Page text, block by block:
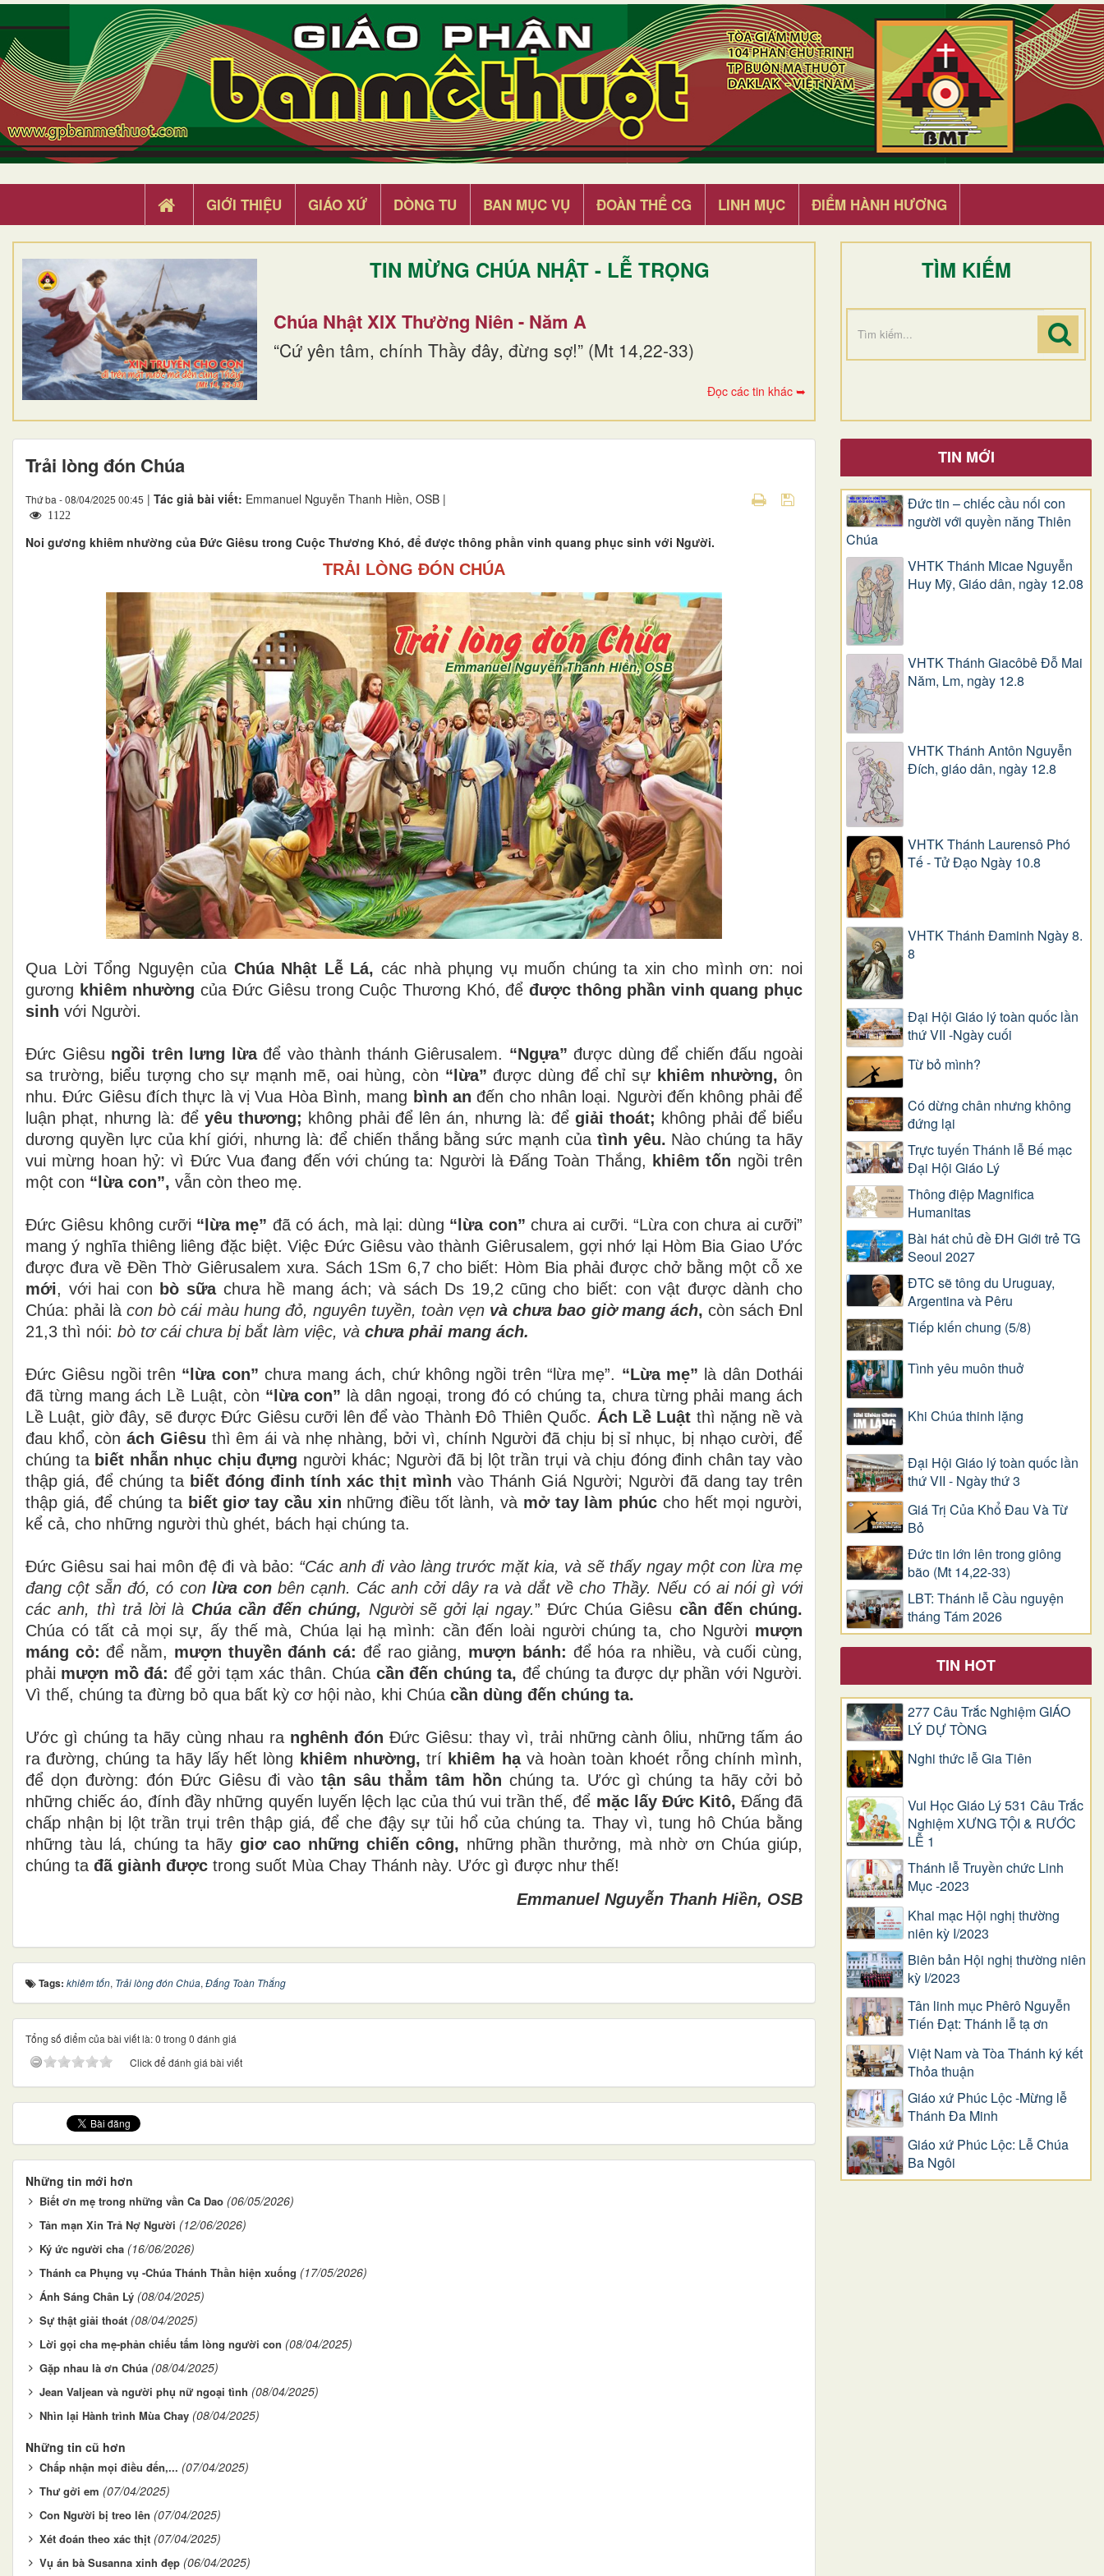
GIỚI THIỆU GIÁO XỨ DÒNG TU BAN MỤC VỤ ĐOÀN THỂ CG LINH MỤC ĐIỂM HÀNH HƯƠNG
TIN MỪNG CHÚA NHẬT - LỄ TRỌNG
Chúa Nhật XIX Thường Niên - Năm A
“Cứ yên tâm, chính Thầy đây, đừng sợ!” (Mt 14,22-33)
Đọc các tin khác ➥
TÌM KIẾM
Trải lòng đón Chúa
Thứ ba - 08/04/2025 00:45 | Tác giả bài viết: Emmanuel Nguyễn Thanh Hiền, OSB |
1122
Noi gương khiêm nhường của Đức Giêsu trong Cuộc Thương Khó, để được thông phần vinh quang phục sinh với Người.
TRẢI LÒNG ĐÓN CHÚA
Qua Lời Tổng Nguyện của Chúa Nhật Lễ Lá, các nhà phụng vụ muốn chúng ta xin cho mình ơn: noi
gương khiêm nhường của Đức Giêsu trong Cuộc Thương Khó, để được thông phần vinh quang phục
sinh với Người.
Đức Giêsu ngồi trên lưng lừađể vào thành thánh Giêrusalem. “Ngựa” được dùng để chiến đấu ngoài
sa trường, biểu tượng cho sự mạnh mẽ, oai hùng, còn “lừa”được dùng để chỉ sự khiêm nhường,ôn
nhu. Đức Giêsu đích thực là vị Vua Hòa Bình, mang bình an đến cho nhân loại. Người đến không phải để
luận phạt, nhưng là: để yêu thương; không phải để lên án, nhưng là: đểgiải thoát; không phải để biểu
dương quyền lực của khí giới, nhưng là: để chiến thắng bằng sức mạnh của tình yêu. Nào chúng ta hãy
vui mừng hoan hỷ: vì Đức Vua đang đến với chúng ta: Người là Đấng Toàn Thắng, khiêm tốn ngồi trên
một con “lừa con”, vẫn còn theo mẹ.
Đức Giêsu không cưỡi “lừa mẹ” đã có ách, mà lại: dùng “lừa con” chưa ai cưỡi. “Lừa con chưa ai cưỡi”
mang ý nghĩa thiêng liêng đặc biệt. Việc Đức Giêsu vào thành Giêrusalem, gợi nhớ lại Hòm Bia Giao Ước
được đưa về Đền Thờ Giêrusalem xưa. Sách 1Sm 6,7 cho biết: Hòm Bia phải được chở bằng một cỗ xe
mới, với hai con bò sữachưa hề mang ách; và sách Ds 19,2 cũng cho biết: con vật được dành cho
Chúa: phải làcon bò cái màu hung đỏ, nguyên tuyền, toàn vẹn và chưa bao giờ mang ách, còn sách Đnl
21,3 thì nói: bò tơ cái chưa bị bắt làm việc, và chưa phải mang ách.
Đức Giêsu ngồi trên “lừa con” chưa mang ách, chứ không ngồi trên “lừa mẹ”. “Lừa mẹ” là dân Dothái
đã từng mang ách Lề Luật, còn “lừa con” là dân ngoại, trong đó có chúng ta, chưa từng phải mang ách
Lề Luật, giờ đây, sẽ được Đức Giêsu cưỡi lên để vào Thành Đô Thiên Quốc. Ách Lề Luật thì nặng nề và
đau khổ, cònách Giêsu thì êm ái và nhẹ nhàng, bởi vì, chính Người đã chịu bị sỉ nhục, bị nhạo cười, để
chúng ta biết nhẫn nhục chịu đựng người khác; Người đã bị lột trần trụi và chịu đóng đinh chân tay vào
thập giá, để chúng ta biết đóng đinh tính xác thịt mình vào Thánh Giá Người; Người đã dang tay trên
thập giá, để chúng ta biết giơ tay cầu xin những điều tốt lành, và mở tay làm phúc cho hết mọi người,
kể cả, cho những người thù ghét, bách hại chúng ta.
Đức Giêsu sai hai môn đệ đi và bảo: “Các anh đi vào làng trước mặt kia, và sẽ thấy ngay một con lừa mẹ
đang cột sẵn đó, có con lừa conbên cạnh. Các anh cởi dây ra và dắt về cho Thầy. Nếu có ai nói gì với
các anh, thì trả lời là Chúa cần đến chúng, Người sẽ gởi lại ngay.” Ðức Chúa Giêsu cần đến chúng.
Chúa có tất cả mọi sự, ấy thế mà, Chúa lại hạ mình: cần đến loài người chúng ta, cho Người mượn
máng cỏ: để nằm, mượn thuyền đánh cá: để rao giảng, mượn bánh: để hóa ra nhiều, và cuối cùng,
phải mượn mồ đá: để gởi tạm xác thân. Chúa cần đến chúng ta, để chúng ta được dự phần với Người.
Vì thế, chúng ta đừng bỏ qua bất kỳ cơ hội nào, khi Chúa cần dùng đến chúng ta.
Ước gì chúng ta hãy cùng nhau ra nghênh đón Đức Giêsu: thay vì, trải những cành ôliu, những tấm áo
ra đường, chúng ta hãy lấy hết lòng khiêm nhường, trí khiêm hạvà hoàn toàn khoét rỗng chính mình,
để dọn đường: đón Đức Giêsu đi vàotận sâu thẳm tâm hồn chúng ta. Ước gì chúng ta hãy cởi bỏ
những chiếc áo, đính đầy những quyến luyến lệch lạc của thú vui trần thế, để mặc lấy Đức Kitô, Đấng đã
chấp nhận bị lột trần trụi trên thập giá, để che đậy sự tủi hổ của chúng ta. Thay vì, tung hô Chúa bằng
những tàu lá, chúng ta hãy giơ cao những chiến công, những phần thưởng, mà nhờ ơn Chúa giúp,
chúng ta đã giành được trong suốt Mùa Chay Thánh này. Ước gì được như thế!
Emmanuel Nguyễn Thanh Hiền, OSB
Tags: khiêm tốn, Trải lòng đón Chúa, Đấng Toàn Thắng
Tổng số điểm của bài viết là: 0 trong 0 đánh giá
Click để đánh giá bài viết
Những tin mới hơn
Biết ơn mẹ trong những vần Ca Dao (06/05/2026)
Tản mạn Xin Trả Nợ Người (12/06/2026)
Ký ức người cha (16/06/2026)
Thánh ca Phụng vụ -Chúa Thánh Thần hiện xuống (17/05/2026)
Ánh Sáng Chân Lý (08/04/2025)
Sự thật giải thoát (08/04/2025)
Lời gọi cha mẹ-phản chiếu tấm lòng người con (08/04/2025)
Gặp nhau là ơn Chúa (08/04/2025)
Jean Valjean và người phụ nữ ngoại tình (08/04/2025)
Nhìn lại Hành trình Mùa Chay (08/04/2025)
Những tin cũ hơn
Chấp nhận mọi điều đến,... (07/04/2025)
Thư gởi em (07/04/2025)
Con Người bị treo lên (07/04/2025)
Xét đoán theo xác thịt (07/04/2025)
Vụ án bà Susanna xinh đẹp (06/04/2025)
TIN MỚI
Đức tin – chiếc cầu nối con
người với quyền năng Thiên
Chúa
VHTK Thánh Micae Nguyễn
Huy Mỹ, Giáo dân, ngày 12.08
VHTK Thánh Giacôbê Ðỗ Mai
Năm, Lm, ngày 12.8
VHTK Thánh Antôn Nguyễn
Ðích, giáo dân, ngày 12.8
VHTK Thánh Laurensô Phó
Tế - Tử Đạo Ngày 10.8
VHTK Thánh Đaminh Ngày 8.
8
Đại Hội Giáo lý toàn quốc lần
thứ VII -Ngày cuối
Từ bỏ mình?
Có dừng chân nhưng không
đứng lại
Trực tuyến Thánh lễ Bế mạc
Đại Hội Giáo Lý
Thông điệp Magnifica
Humanitas
Bài hát chủ đề ĐH Giới trẻ TG
Seoul 2027
ĐTC sẽ tông du Uruguay,
Argentina và Pêru
Tiếp kiến chung (5/8)
Tình yêu muôn thuở
Khi Chúa thinh lặng
Đại Hội Giáo lý toàn quốc lần
thứ VII - Ngày thứ 3
Giá Trị Của Khổ Ðau Và Từ
Bỏ
Đức tin lớn lên trong giông
bão (Mt 14,22-33)
LBT: Thánh lễ Cầu nguyện
tháng Tám 2026
TIN HOT
277 Câu Trắc Nghiệm GIÁO
LÝ DỰ TÒNG
Nghi thức lễ Gia Tiên
Vui Học Giáo Lý 531 Câu Trắc
Nghiệm XƯNG TỘI & RƯỚC
LỄ 1
Thánh lễ Truyền chức Linh
Mục -2023
Khai mạc Hội nghị thường
niên kỳ I/2023
Biên bản Hội nghị thường niên
kỳ I/2023
Tân linh mục Phêrô Nguyễn
Tiến Đạt: Thánh lễ tạ ơn
Việt Nam và Tòa Thánh ký kết
Thỏa thuận
Giáo xứ Phúc Lộc -Mừng lễ
Thánh Đa Minh
Giáo xứ Phúc Lộc: Lễ Chúa
Ba Ngôi